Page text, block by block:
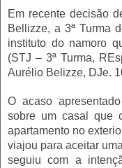
Em recente decisão
Bellizze, a 3ª Turma
instituto do namoro
(STJ – 3ª Turma,
Aurélio Belizze, DJe.
O acaso
sobre um casal que
apartamento no
viajou para aceitar
seguiu com a